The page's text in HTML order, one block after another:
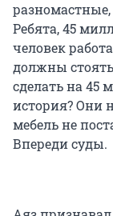
Ребята, 45
человек
должны
сделать на 45
история? Они
мебель не
Впереди суды.